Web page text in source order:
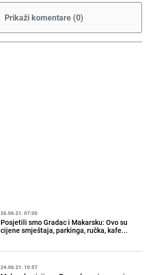
Prikaži komentare (0)
26.06.21. 07:00
Posjetili smo Gradac i Makarsku: Ovo su
cijene smještaja, parkinga, ručka, kafe...
24.06.21. 10:57